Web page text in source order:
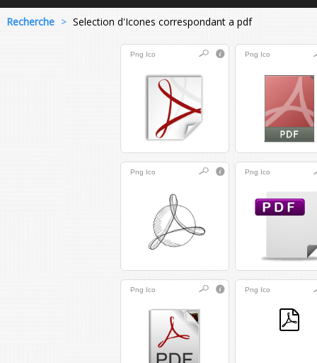
Recherche > Selection d'Icones correspondant a pdf
Png Ico Png Ico
Png Ico Png Ico
Png Ico Png Ico